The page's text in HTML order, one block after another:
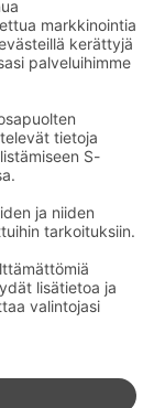
uutiskirje
uusimmat
sähköpostiisi
somessa
Sokos
Hotels